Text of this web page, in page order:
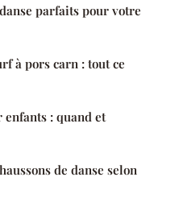
parfaits pour votre
à pors carn : tout ce
: quand et
de danse selon